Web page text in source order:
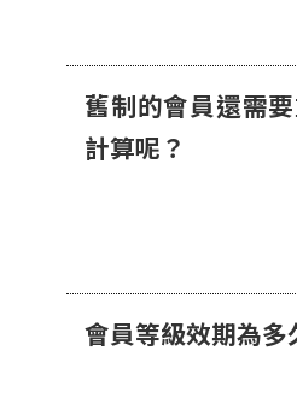
舊制的會員還需
計算呢？
會員等級效期為多